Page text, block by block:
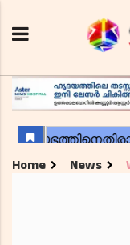
Home News